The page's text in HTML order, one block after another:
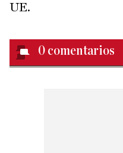
UE.
0 comentarios